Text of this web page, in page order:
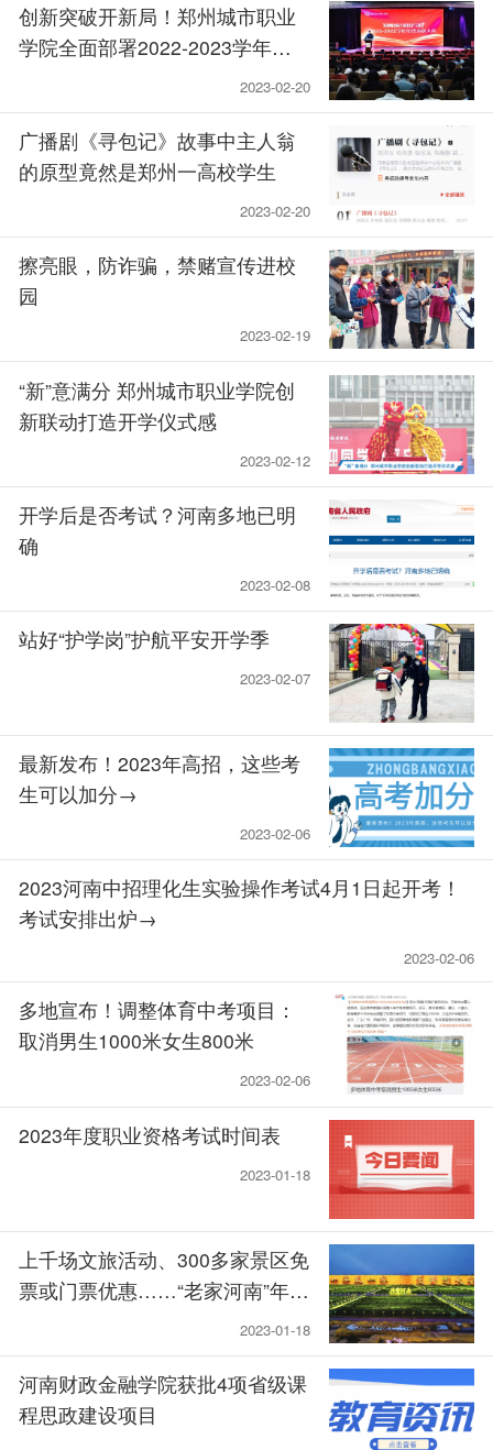
创新突破开新局！郑州城市职业
学院全面部署2022-2023学年工
2023-02-20
广播剧《寻包记》故事中主人翁
的原型竟然是郑州一高校学生
2023-02-20
擦亮眼，防诈骗，禁赌宣传进校
园
2023-02-19
“新”意满分 郑州城市职业学院创
新联动打造开学仪式感
2023-02-12
开学后是否考试？河南多地已明
确
2023-02-08
站好“护学岗”护航平安开学季
2023-02-07
最新发布！2023年高招，这些考
生可以加分→
2023-02-06
2023河南中招理化生实验操作考试4月1日起开考！
考试安排出炉→
2023-02-06
多地宣布！调整体育中考项目：
取消男生1000米女生800米
2023-02-06
2023年度职业资格考试时间表
2023-01-18
上千场文旅活动、300多家景区免
票或门票优惠……“老家河南”年味
2023-01-18
河南财政金融学院获批4项省级课
程思政建设项目